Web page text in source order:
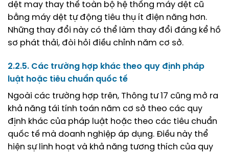
dệt may thay thế toàn bộ hệ thống máy dệt cũ
bằng máy dệt tự động tiêu thụ ít điện năng hơn.
Những thay đổi này có thể làm thay đổi đáng kể hồ
sơ phát thải, đòi hỏi điều chỉnh năm cơ sở.
2.2.5. Các trường hợp khác theo quy định pháp
luật hoặc tiêu chuẩn quốc tế
Ngoài các trường hợp trên, Thông tư 17 cũng mở ra
khả năng tái tính toán năm cơ sở theo các quy
định khác của pháp luật hoặc theo các tiêu chuẩn
quốc tế mà doanh nghiệp áp dụng. Điều này thể
hiện sự linh hoạt và khả năng tương thích của quy